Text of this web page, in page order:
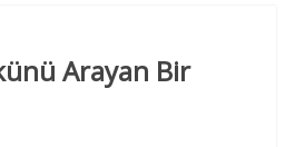
Arayan Bir